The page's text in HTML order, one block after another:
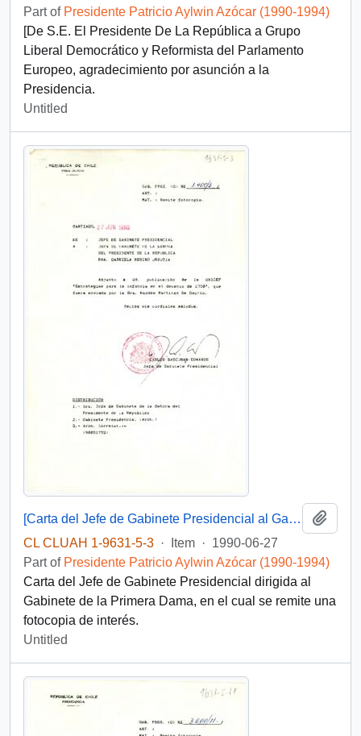
Part of Presidente Patricio Aylwin Azócar (1990-1994)
[De S.E. El Presidente De La República a Grupo
Liberal Democrático y Reformista del Parlamento
Europeo, agradecimiento por asunción a la
Presidencia.
Untitled
[Carta del Jefe de Gabinete Presidencial al Gabinete de la Primera Dama]
CL CLUAH 1-9631-5-3 · Item · 1990-06-27
Part of Presidente Patricio Aylwin Azócar (1990-1994)
Carta del Jefe de Gabinete Presidencial dirigida al
Gabinete de la Primera Dama, en el cual se remite una
fotocopia de interés.
Untitled